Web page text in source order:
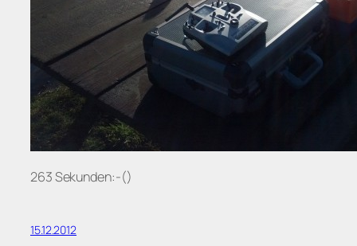
263 Sekunden:-()
15.12.2012